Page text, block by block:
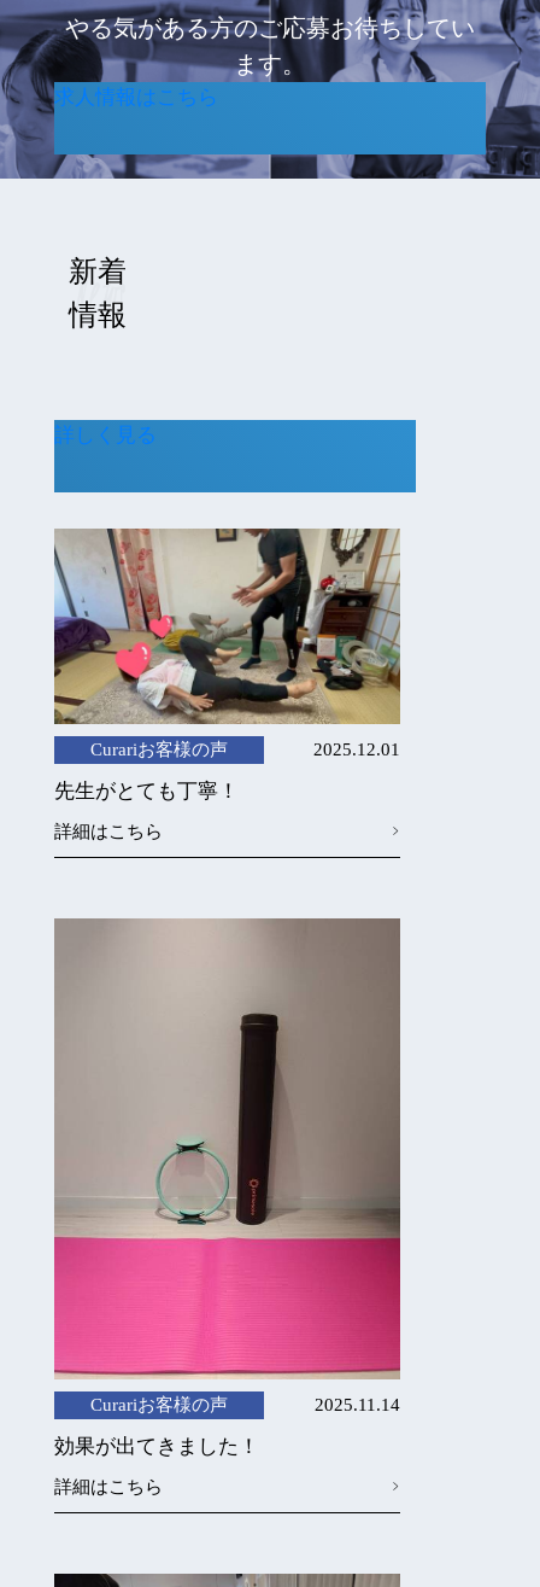
やる気がある方のご応募お待ちしてい
ます。
求人情報はこちら
新着
情報
News
詳しく見る
先生がとても丁寧！
Curariお客様の声 2025.12.01
詳細はこちら
効果が出てきました！
Curariお客様の声 2025.11.14
詳細はこちら